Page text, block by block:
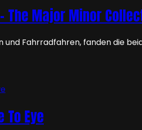
– The Major Minor
und Fahrradfahren, fanden die
To Eye